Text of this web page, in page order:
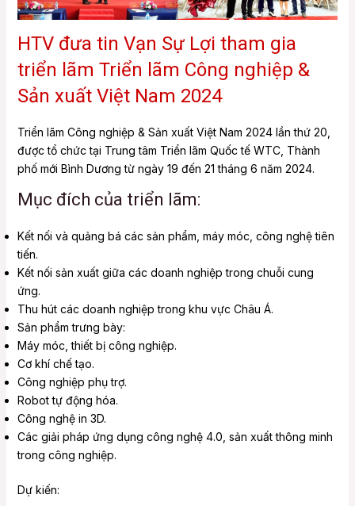
HTV đưa tin Vạn Sự Lợi tham gia
triển lãm Triển lãm Công nghiệp &
Sản xuất Việt Nam 2024
Triển lãm Công nghiệp & Sản xuất Việt Nam 2024 lần thứ 20,
được tổ chức tại Trung tâm Triển lãm Quốc tế WTC, Thành
phố mới Bình Dương từ ngày 19 đến 21 tháng 6 năm 2024.
Mục đích của triển lãm:
Kết nối và quảng bá các sản phẩm, máy móc, công nghệ tiên
tiến.
Kết nối sản xuất giữa các doanh nghiệp trong chuỗi cung
ứng.
Thu hút các doanh nghiệp trong khu vực Châu Á.
Sản phẩm trưng bày:
Máy móc, thiết bị công nghiệp.
Cơ khí chế tạo.
Công nghiệp phụ trợ.
Robot tự động hóa.
Công nghệ in 3D.
Các giải pháp ứng dụng công nghệ 4.0, sản xuất thông minh
trong công nghiệp.
Dự kiến: